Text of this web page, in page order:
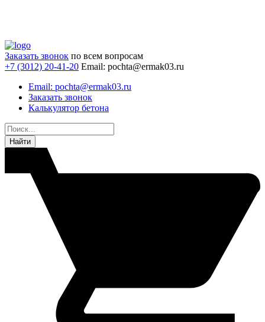
Заказать звонок по всем вопросам
+7 (3012) 20-41-20 Email: pochta@ermak03.ru
Email: pochta@ermak03.ru
Заказать звонок
Калькулятор бетона
Найти